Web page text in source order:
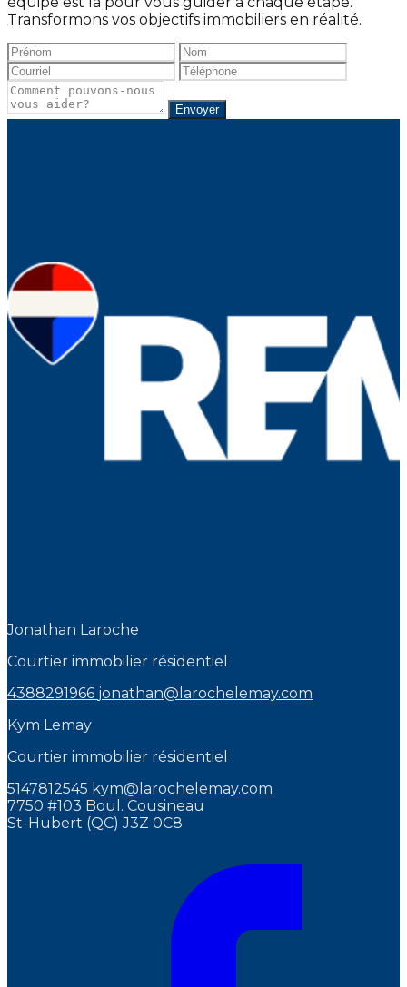
Transformons vos objectifs immobiliers en réalité.
Envoyer
Jonathan Laroche
Courtier immobilier résidentiel
4388291966 jonathan@larochelemay.com
Kym Lemay
Courtier immobilier résidentiel
5147812545 kym@larochelemay.com
7750 #103 Boul. Cousineau
St-Hubert (QC) J3Z 0C8